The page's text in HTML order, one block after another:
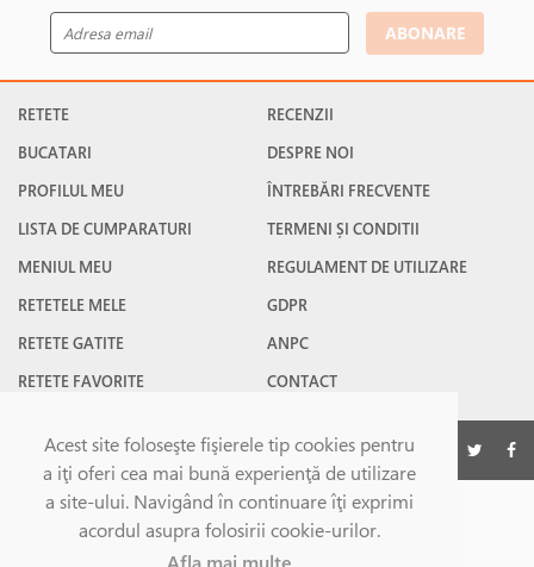
Acest site foloseşte fişierele tip cookies pentru
a iţi oferi cea mai bună experienţă de utilizare
a site-ului. Navigând în continuare îţi exprimi
acordul asupra folosirii cookie-urilor.
ABONARE
RETETE
BUCATARI
PROFILUL MEU
LISTA DE CUMPARATURI
MENIUL MEU
RETETELE MELE
RETETE GATITE
RETETE FAVORITE
RECENZII
DESPRE NOI
ÎNTREBĂRI FRECVENTE
TERMENI ȘI CONDITII
REGULAMENT DE UTILIZARE
GDPR
ANPC
CONTACT
©Gatesc.ro 2026